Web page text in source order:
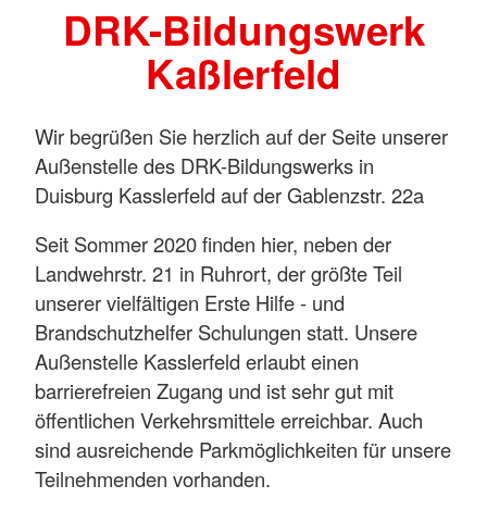
DRK-Bildungswerk
Kaßlerfeld
Wir begrüßen Sie herzlich auf der Seite unserer
Außenstelle des DRK-Bildungswerks in
Duisburg Kasslerfeld auf der Gablenzstr. 22a
Seit Sommer 2020 finden hier, neben der
Landwehrstr. 21 in Ruhrort, der größte Teil
unserer vielfältigen Erste Hilfe - und
Brandschutzhelfer Schulungen statt. Unsere
Außenstelle Kasslerfeld erlaubt einen
barrierefreien Zugang und ist sehr gut mit
öffentlichen Verkehrsmittele erreichbar. Auch
sind ausreichende Parkmöglichkeiten für unsere
Teilnehmenden vorhanden.